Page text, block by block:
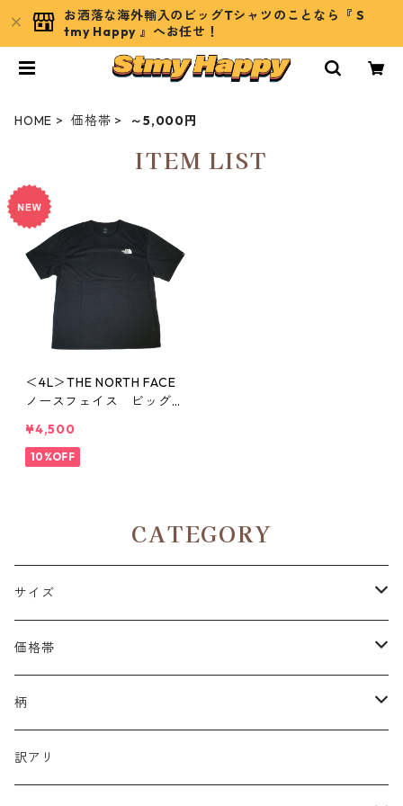
お洒落な海外輸入のビッグTシャツのことなら『 S
tmy Happy 』へお任せ！
HOME 価格帯 ～5,000円
ITEM LIST
＜4L＞THE NORTH FACE
ノースフェイス ビッグT
¥4,500
10%OFF
CATEGORY
サイズ
２L（XL）
３L（２XL）
４L（３XL）
価格帯
～2,500円
～3,500円
柄
パロディ
訳アリ